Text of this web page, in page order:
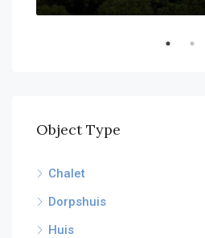
Object Type
Chalet
Dorpshuis
Huis